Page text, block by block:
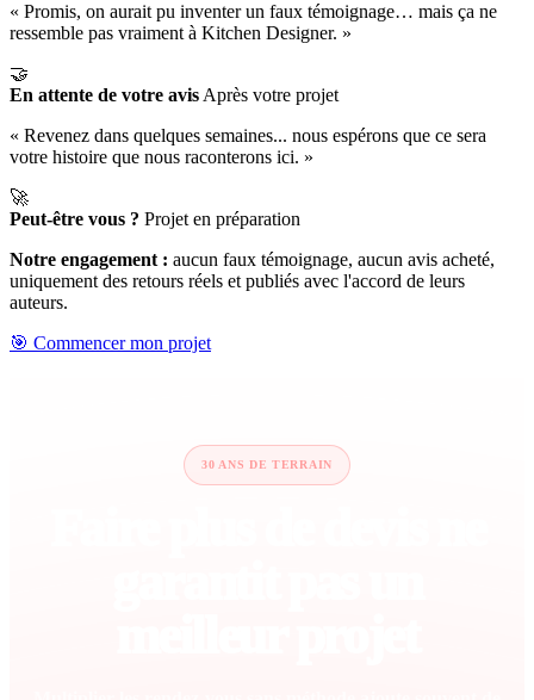
« Promis, on aurait pu inventer un faux témoignage… mais ça ne
ressemble pas vraiment à Kitchen Designer. »
🤝
En attente de votre avis Après votre projet
« Revenez dans quelques semaines... nous espérons que ce sera
votre histoire que nous raconterons ici. »
🚀
Peut-être vous ? Projet en préparation
Notre engagement : aucun faux témoignage, aucun avis acheté,
uniquement des retours réels et publiés avec l'accord de leurs
auteurs.
🎯 Commencer mon projet
30 ANS DE TERRAIN